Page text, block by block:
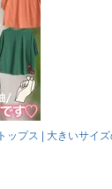
ップス | 大きいサイ